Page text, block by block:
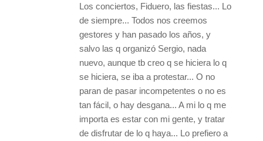
Los conciertos, Fiduero, las fiestas... Lo
de siempre... Todos nos creemos
gestores y han pasado los años, y
salvo las q organizó Sergio, nada
nuevo, aunque tb creo q se hiciera lo q
se hiciera, se iba a protestar... O no
paran de pasar incompetentes o no es
tan fácil, o hay desgana... A mi lo q me
importa es estar con mi gente, y tratar
de disfrutar de lo q haya... Lo prefiero a